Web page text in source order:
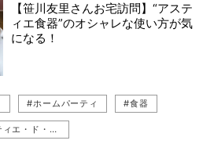
【笹川友里さんお宅訪問】“アステ
ィエ食器”のオシャレな使い方が気
になる！
#ホームパーティ #食器
#Astier de Villate（アスティエ・ド・ヴィラット）